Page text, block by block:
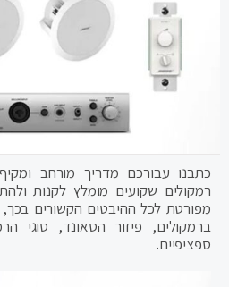
כתבנו עבורכם מדריך מורחב
רמקולים שקועים מומלץ לקנות
מפורטת לכל ההיבטים הקשורים
ברמקולים, פיזור הסאונד, סוגי
ספציפיים.